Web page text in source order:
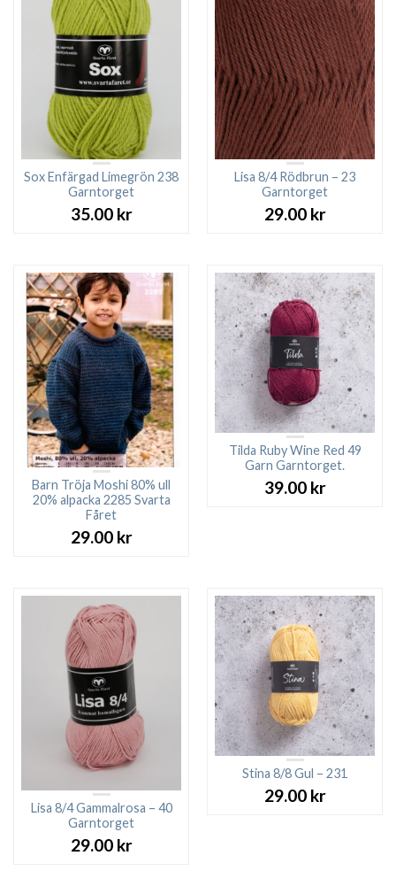
Sox Enfärgad Limegrön 238
Garntorget
35.00 kr
Lisa 8/4 Rödbrun – 23
Garntorget
29.00 kr
Barn Tröja Moshi 80% ull
20% alpacka 2285 Svarta
Fåret
29.00 kr
Tilda Ruby Wine Red 49
Garn Garntorget.
39.00 kr
Lisa 8/4 Gammalrosa – 40
Garntorget
29.00 kr
Stina 8/8 Gul – 231
29.00 kr